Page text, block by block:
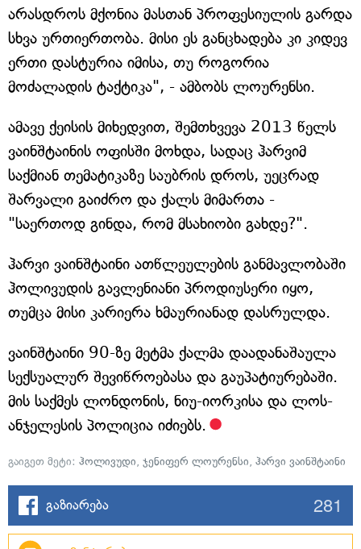
არასდროს მქონია მასთან პროფესიულის გარდა
სხვა ურთიერთობა. მისი ეს განცხადება კი კიდევ
ერთი დასტურია იმისა, თუ როგორია
მოძალადის ტაქტიკა", - ამბობს ლოურენსი.
ამავე ქეისის მიხედვით, შემთხვევა 2013 წელს
ვაინშტაინის ოფისში მოხდა, სადაც ჰარვიმ
საქმიან თემატიკაზე საუბრის დროს, უეცრად
შარვალი გაიძრო და ქალს მიმართა -
"საერთოდ გინდა, რომ მსახიობი გახდე?".
ჰარვი ვაინშტაინი ათწლეულების განმავლობაში
ჰოლივუდის გავლენიანი პროდიუსერი იყო,
თუმცა მისი კარიერა ხმაურიანად დასრულდა.
ვაინშტაინი 90-ზე მეტმა ქალმა დაადანაშაულა
სექსუალურ შევიწროებასა და გაუპატიურებაში.
მის საქმეს ლონდონის, ნიუ-იორკისა და ლოს-
ანჯელესის პოლიცია იძიებს.
გაიგეთ მეტი: ჰოლივუდი, ჯენიფერ ლოურენსი, ჰარვი ვაინშტაინი
გაზიარება 281